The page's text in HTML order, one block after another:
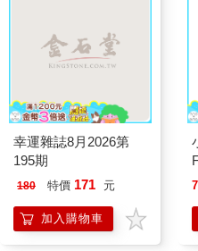
6. 簡單扼要
多寫簡單的句子。盡量少用複
牢記《紐約客》（New Yorker
暈目眩（Backward ran
如果你的語法清晰，偶爾出現
建議：「作家偶爾可能會放縱
遲滯或模糊之處，也不會插入
幸運雜誌8月2026第
195期
180 特價 171 元
加入購物車